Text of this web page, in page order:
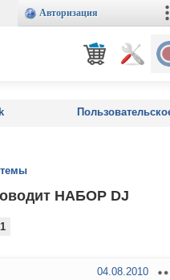
Авторизация
темы
НАБОР DJ
1
04.08.2010